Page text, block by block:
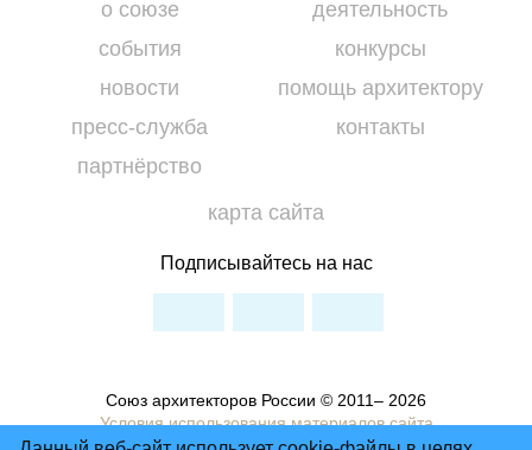
о союзе
события
новости
пресс-служба
партнёрство
деятельность
конкурсы
помощь архитектору
контакты
карта сайта
Подписывайтесь на нас
Союз архитекторов России © 2011– 2026
Условия использования материалов сайта